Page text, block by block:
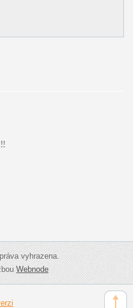
vyhrazena.
Webnode